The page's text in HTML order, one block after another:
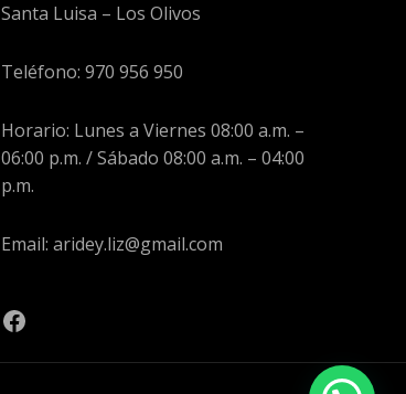
Santa Luisa – Los Olivos
Teléfono: 970 956 950
Horario: Lunes a Viernes 08:00 a.m. –
06:00 p.m. / Sábado 08:00 a.m. – 04:00
p.m.
Email: aridey.liz@gmail.com